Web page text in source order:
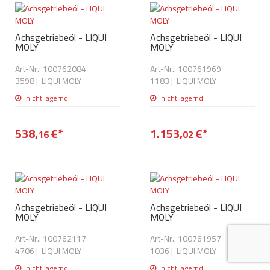
Spülung/Reinigung
Werkzeuge & kleine
Lokring
Elektrik
Kupplung/-anbauteile
Abgasanlage
Benzineinspritzung
Weitere Kategorien
Ersatzeile/Einzelteile
AdBlue
Werkstattausrüstung
Dichtmasse
Öle
ANMELDEN
REGISTRIEREN
MERKZETTEL
zum B2B Shop
Achsgetriebeöl - LIQUI
MOLY
Art-Nr.: 100762084
3598| LIQUI MOLY
nicht lagernd
538,16€*
Achsgetriebeöl - LIQUI
MOLY
Art-Nr.: 100761969
1183| LIQUI MOLY
nicht lagernd
1.153,02€*
Achsgetriebeöl - LIQUI
MOLY
Art-Nr.: 100762117
4706| LIQUI MOLY
Achsgetriebeöl - LIQUI
MOLY
Art-Nr.: 100761957
1036| LIQUI MOLY